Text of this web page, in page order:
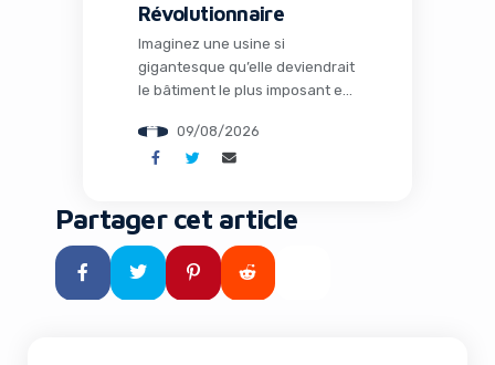
Révolutionnaire
Imaginez une usine si
gigantesque qu’elle deviendrait
le bâtiment le plus imposant et
C’est exactement le projet
ambitieux que Tesla et SpaceX
conducteurs révolutionnaire au
Texas qui pourrait redéfinir
l’avenir de l’intelligence
artificielle et de la robotique.
09/08/2026
Partager cet article